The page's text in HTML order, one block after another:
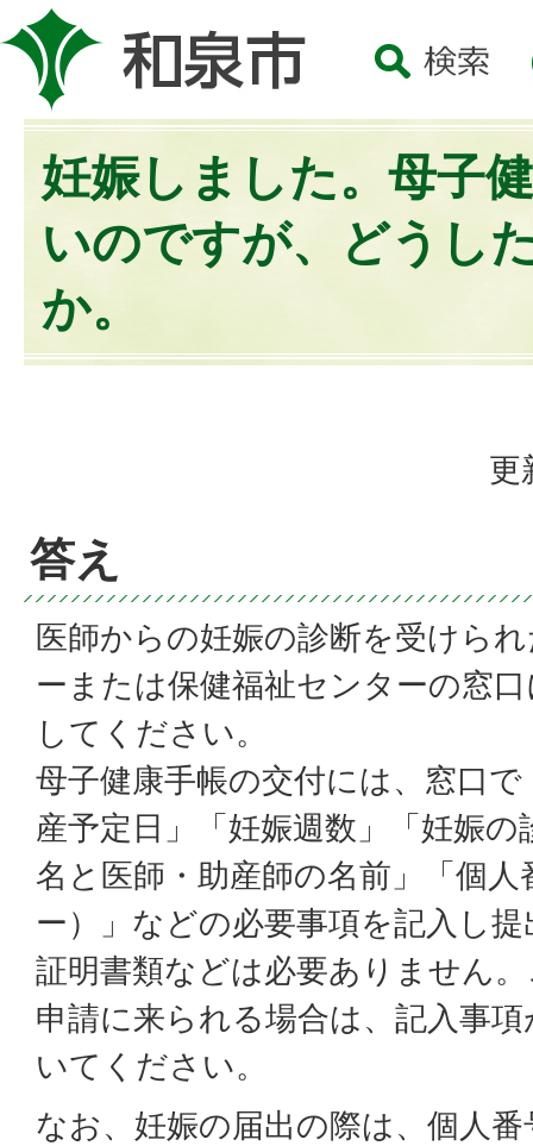
妊娠しました。母子
いのですが、どうし
か。
更
答え
医師からの妊娠の診断を受けら
ーまたは保健福祉センターの窓
してください。
母子健康手帳の交付には、窓口
産予定日」「妊娠週数」「妊娠
名と医師・助産師の名前」「個
ー）」などの必要事項を記入し
証明書類などは必要ありません
申請に来られる場合は、記入事
いてください。
なお、妊娠の届出の際は、個人